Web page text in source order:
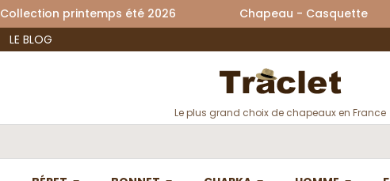
Collection printemps été 2026 Chapeau -
LE BLOG
Le plus grand choix de chapeaux en France